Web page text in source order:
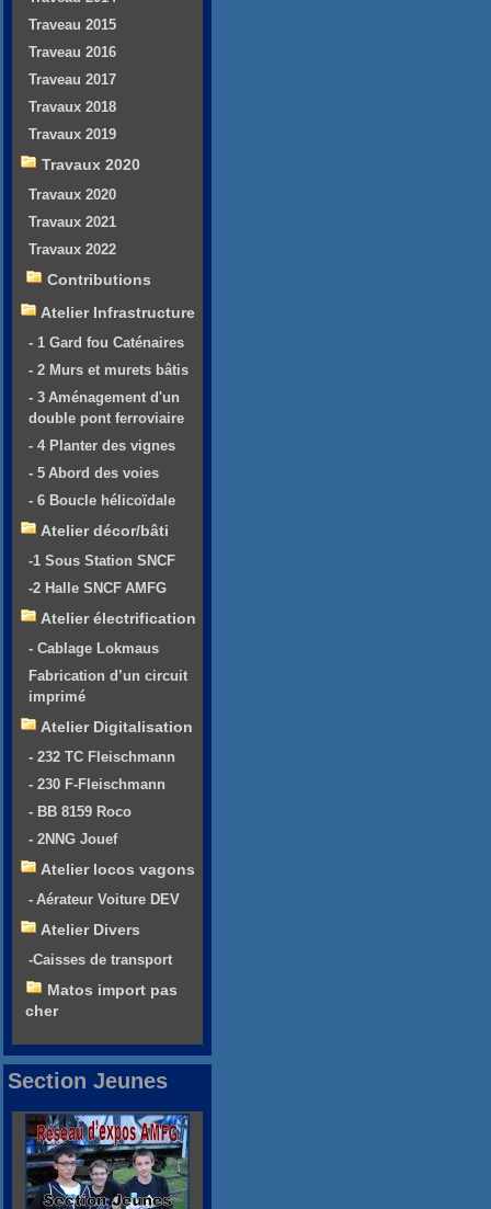
Traveau 2015
Traveau 2016
Traveau 2017
Travaux 2018
Travaux 2019
Travaux 2020
Travaux 2020
Travaux 2021
Travaux 2022
Contributions
Atelier Infrastructure
- 1 Gard fou Caténaires
- 2 Murs et murets bâtis
- 3 Aménagement d'un
double pont ferroviaire
- 4 Planter des vignes
- 5 Abord des voies
- 6 Boucle hélicoïdale
Atelier décor/bâti
-1 Sous Station SNCF
-2 Halle SNCF AMFG
Atelier électrification
- Cablage Lokmaus
Fabrication d’un circuit
imprimé
Atelier Digitalisation
- 232 TC Fleischmann
- 230 F-Fleischmann
- BB 8159 Roco
- 2NNG Jouef
Atelier locos vagons
- Aérateur Voiture DEV
Atelier Divers
-Caisses de transport
Matos import pas
cher
Section Jeunes